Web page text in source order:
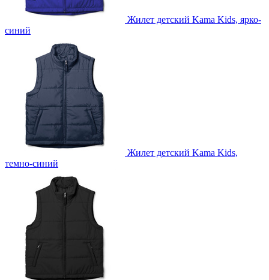
Жилет детский Kama Kids, ярко-
синий
Жилет детский Kama Kids,
темно-синий